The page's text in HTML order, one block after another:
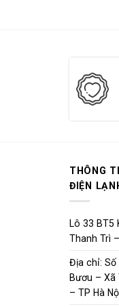
THÔNG
ĐIỆN
Lô 33 BT5
Thanh Trì
Địa chỉ: Số
Bươu – Xã
– TP Hà